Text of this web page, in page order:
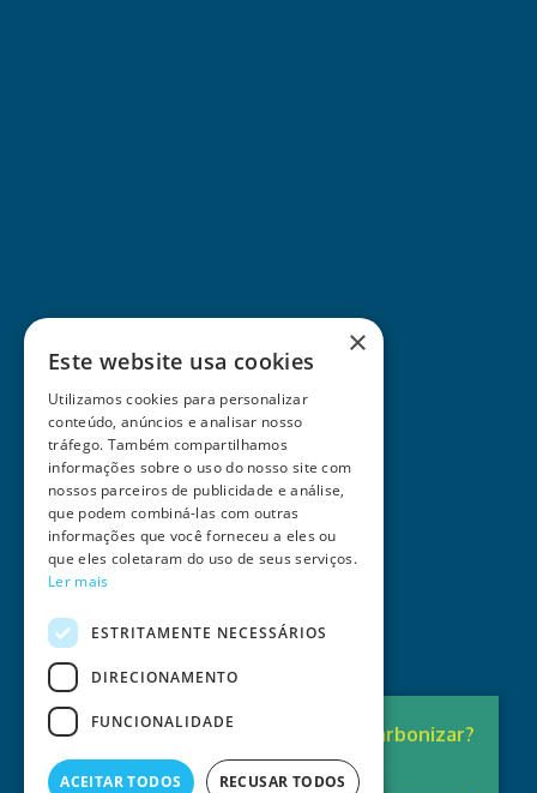
Pronto para
Descarbonizar?
A solução está aqui.
×
Este website usa cookies
Utilizamos cookies para personalizar
conteúdo, anúncios e analisar nosso
tráfego. Também compartilhamos
informações sobre o uso do nosso site com
nossos parceiros de publicidade e análise,
que podem combiná-las com outras
informações que você forneceu a eles ou
que eles coletaram do uso de seus serviços.
Ler mais
ESTRITAMENTE NECESSÁRIOS
DIRECIONAMENTO
FUNCIONALIDADE
ACEITAR TODOS RECUSAR TODOS